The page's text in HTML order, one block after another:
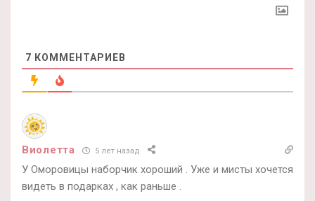
7 КОММЕНТАРИЕВ
Виолетта 5 лет назад
У Оморовицы наборчик хороший . Уже и мисты хочется
видеть в подарках , как раньше .